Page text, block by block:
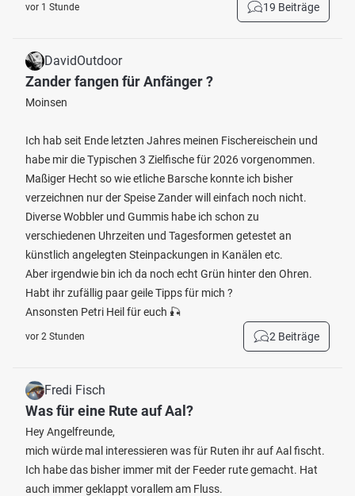
vor 1 Stunde 19 Beiträge
DavidOutdoor
Zander fangen für Anfänger ?
Moinsen
Ich hab seit Ende letzten Jahres meinen Fischereischein und
habe mir die Typischen 3 Zielfische für 2026 vorgenommen.
Maßiger Hecht so wie etliche Barsche konnte ich bisher
verzeichnen nur der Speise Zander will einfach noch nicht.
Diverse Wobbler und Gummis habe ich schon zu
verschiedenen Uhrzeiten und Tagesformen getestet an
künstlich angelegten Steinpackungen in Kanälen etc.
Aber irgendwie bin ich da noch echt Grün hinter den Ohren.
Habt ihr zufällig paar geile Tipps für mich ?
Ansonsten Petri Heil für euch 🎣
vor 2 Stunden 2 Beiträge
Fredi Fisch
Was für eine Rute auf Aal?
Hey Angelfreunde,
mich würde mal interessieren was für Ruten ihr auf Aal fischt.
Ich habe das bisher immer mit der Feeder rute gemacht. Hat
auch immer geklappt vorallem am Fluss.